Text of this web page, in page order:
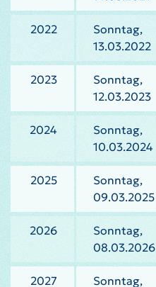
2022
Sonntag,
13.03.2022
2023
Sonntag,
12.03.2023
2024
Sonntag,
10.03.2024
2025
Sonntag,
09.03.2025
2026
Sonntag,
08.03.2026
2027 Sonntag,